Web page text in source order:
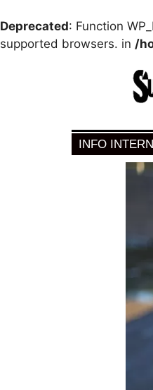
Deprecated: Function
supported browsers. in /
INFO